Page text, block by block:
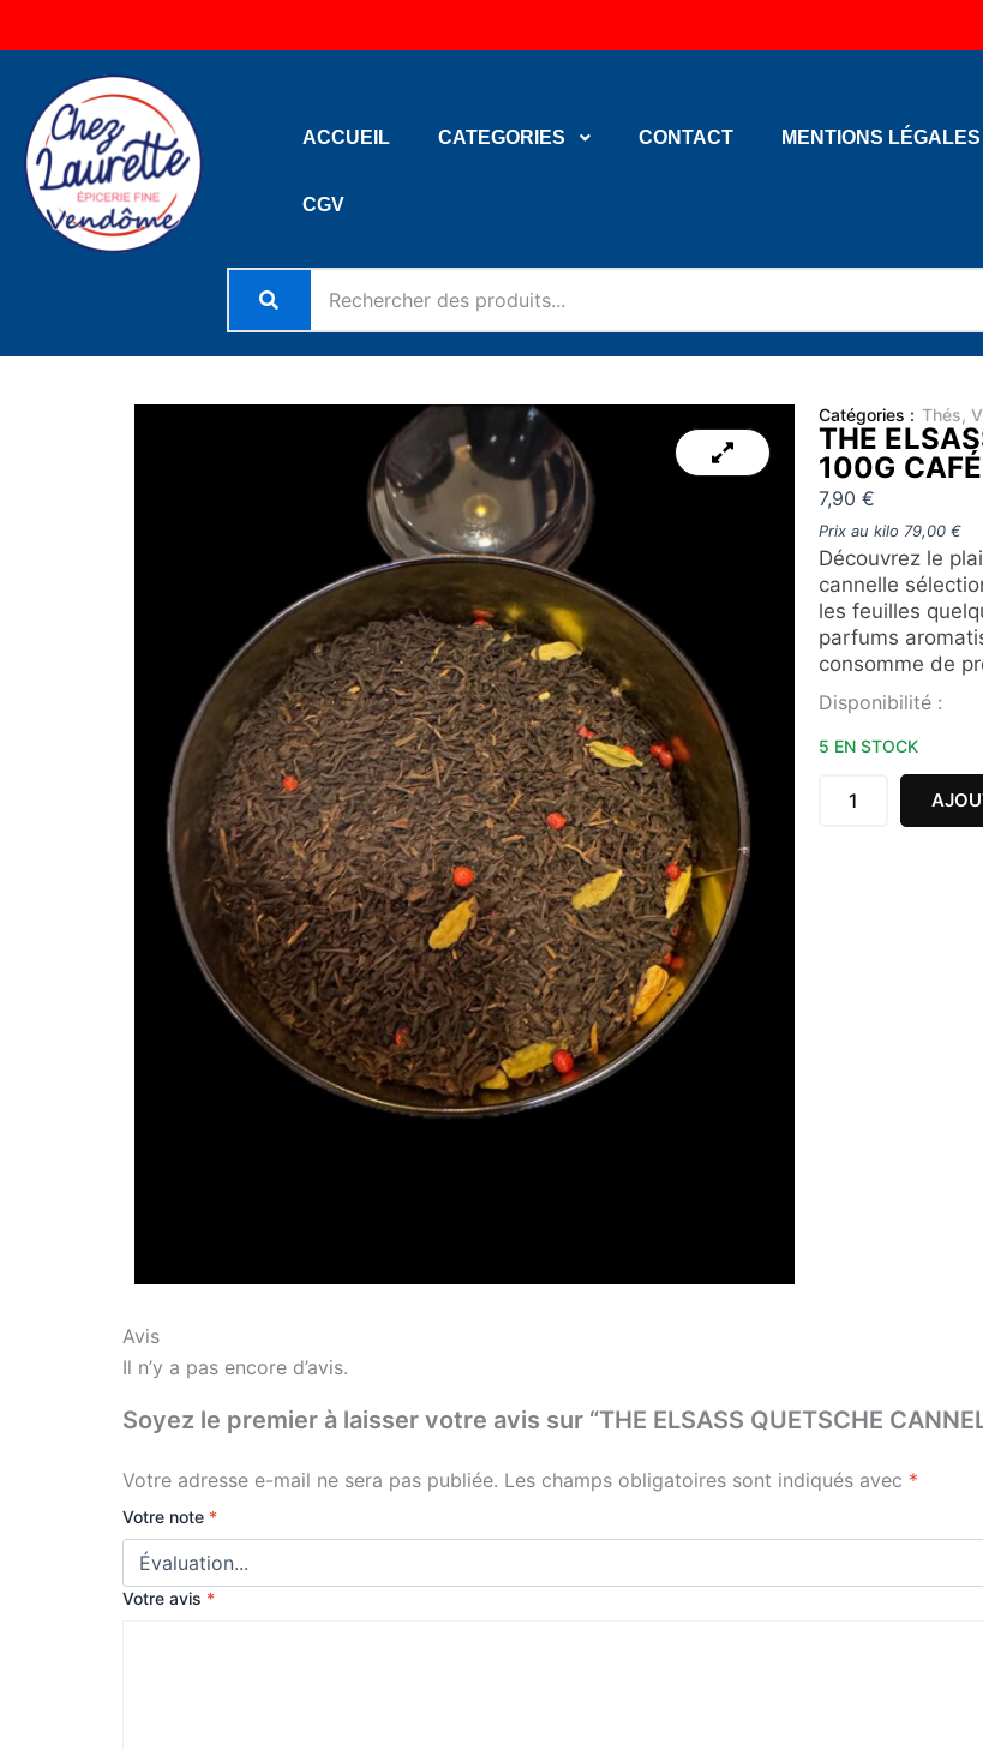
au
ACCUEIL CATEGORIES CONTACT MENTIONS LÉGALES
CGV
Catégories : Thés,
THE
100G
7,90 €
Prix au kilo 79,00 €
Découvrez le
cannelle
les feuilles
parfums
consomme de
Disponibilité :
5 EN STOCK
quantité
THE
QUETSCHE
Avis
Il n’y a pas encore d’avis.
Soyez le premier à laisser votre avis sur “THE ELSASS QUETSCHE
Votre adresse e-mail ne sera pas publiée. Les champs obligatoires sont indiqués avec *
Votre note *
Votre avis *